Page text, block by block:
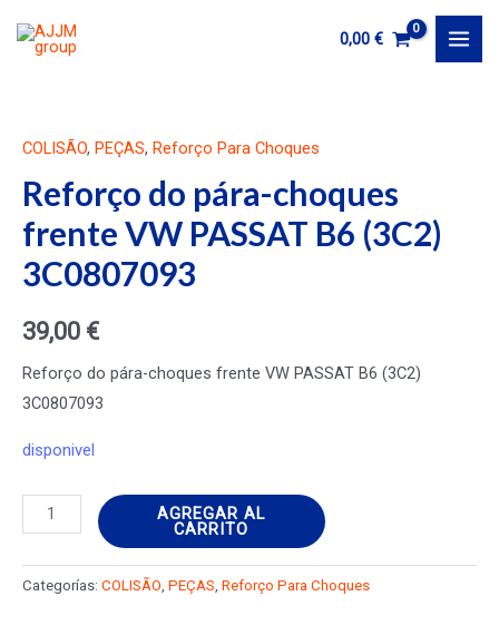
0,00 €
COLISÃO, PEÇAS, Reforço Para Choques
Reforço do pára-choques
frente VW PASSAT B6 (3C2)
3C0807093
39,00 €
Reforço do pára-choques frente VW PASSAT B6 (3C2)
3C0807093
disponivel
Reforço
do
pára-
choques
AGREGAR AL
CARRITO
Categorías: COLISÃO, PEÇAS, Reforço Para Choques